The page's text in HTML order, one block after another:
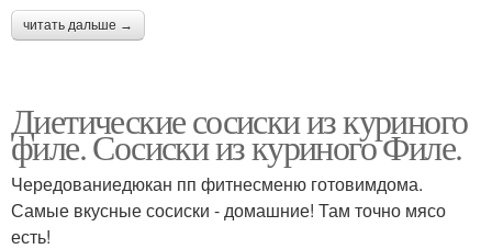
читать дальше →
Диетические сосиски из куриного
филе. Сосиски из куриного Филе.
Чередованиедюкан пп фитнесменю готовимдома.
Самые вкусные сосиски - домашние! Там точно мясо
есть!